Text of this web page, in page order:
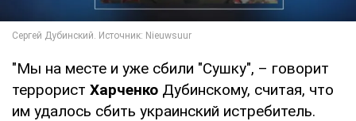
"Мы на месте и уже сбили "Сушку", – говорит
террорист Харченко Дубинскому, считая, что
им удалось сбить украинский истребитель.